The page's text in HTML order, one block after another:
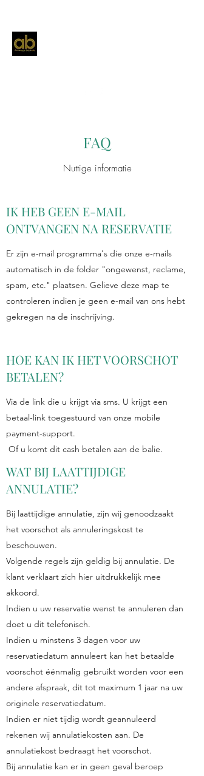
FAQ
Nuttige informatie
IK HEB GEEN E-MAIL
ONTVANGEN NA RESERVATIE
Er zijn e-mail programma's die onze e-mails
automatisch in de folder "ongewenst, reclame,
spam, etc." plaatsen. Gelieve deze map te
controleren indien je geen e-mail van ons hebt
gekregen na de inschrijving.
HOE KAN IK HET VOORSCHOT
BETALEN?
Via de link die u krijgt via sms. U krijgt een
betaal-link toegestuurd van onze mobile
payment-support.
Of u komt dit cash betalen aan de balie.
WAT BIJ LAATTIJDIGE
ANNULATIE?
Bij laattijdige annulatie, zijn wij genoodzaakt
het voorschot als annuleringskost te
beschouwen.
Volgende regels zijn geldig bij annulatie. De
klant verklaart zich hier uitdrukkelijk mee
akkoord.
Indien u uw reservatie wenst te annuleren dan
doet u dit telefonisch.
Indien u minstens 3 dagen voor uw
reservatiedatum annuleert kan het betaalde
voorschot éénmalig gebruikt worden voor een
andere afspraak, dit tot maximum 1 jaar na uw
originele reservatiedatum.
Indien er niet tijdig wordt geannuleerd
rekenen wij annulatiekosten aan. De
annulatiekost bedraagt het voorschot.
Bij annulatie kan er in geen geval beroep